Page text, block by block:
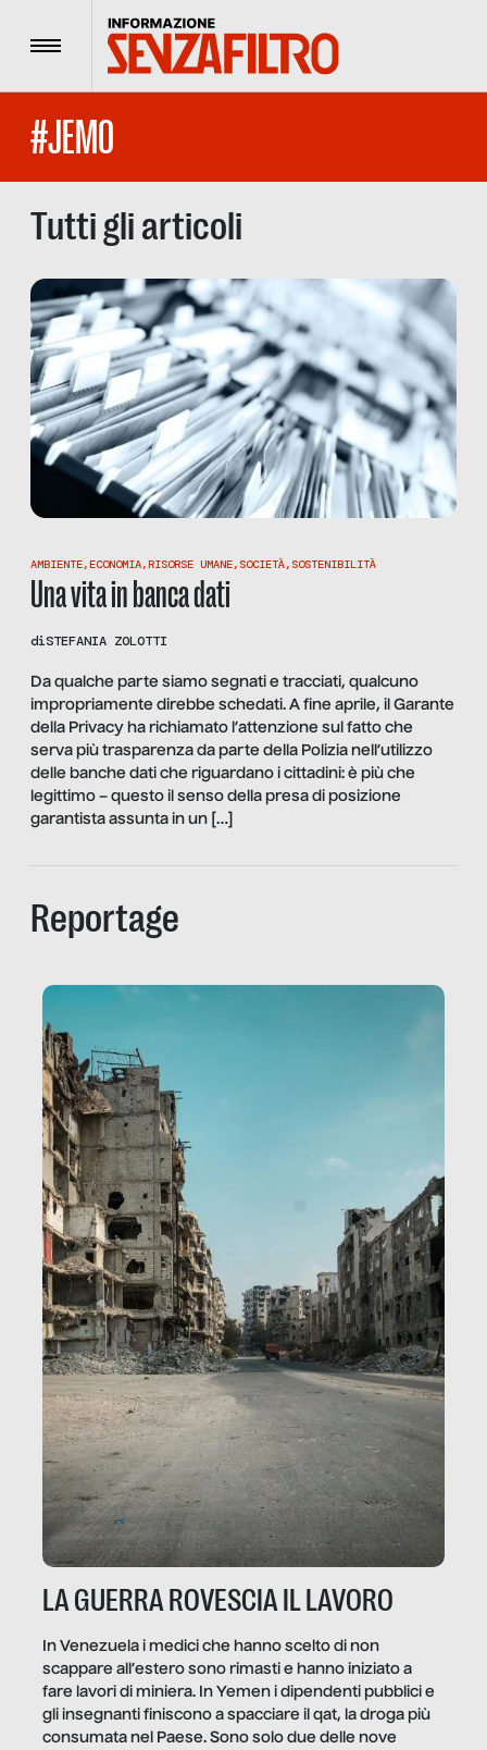
Menu
#JEMO
Tutti gli articoli
AMBIENTE,ECONOMIA,RISORSE UMANE, SOCIETÀ, SOSTENIBILITÀ
Una vita in banca dati
diSTEFANIA ZOLOTTI
Da qualche parte siamo segnati e tracciati, qualcuno
impropriamente direbbe schedati. A fine aprile, il Garante
della Privacy ha richiamato l’attenzione sul fatto che
serva più trasparenza da parte della Polizia nell’utilizzo
delle banche dati che riguardano i cittadini: è più che
legittimo – questo il senso della presa di posizione
garantista assunta in un […]
Reportage
LA GUERRA ROVESCIA IL LAVORO
In Venezuela i medici che hanno scelto di non
scappare all’estero sono rimasti e hanno iniziato a
fare lavori di miniera. In Yemen i dipendenti pubblici e
gli insegnanti finiscono a spacciare il qat, la droga più
consumata nel Paese. Sono solo due delle nove